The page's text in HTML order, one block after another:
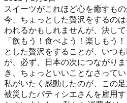
スイーツがこれほど心を癒すも
今、ちょっとした贅沢をするの
われるかもしれませんが、決し
「飲もう！食べよう！楽しもう
とした贅沢をすることが、いつ
が、必ず、日本の次につながり
き、ちょっといいことなさって
私がいたく感動したのが、この
被災したパティシエさんを雇用